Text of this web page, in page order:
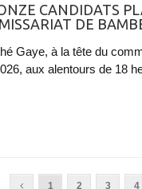
CANDIDATS
DE
Gaye, à la tête du
aux alentours de 18
1 2 3 4